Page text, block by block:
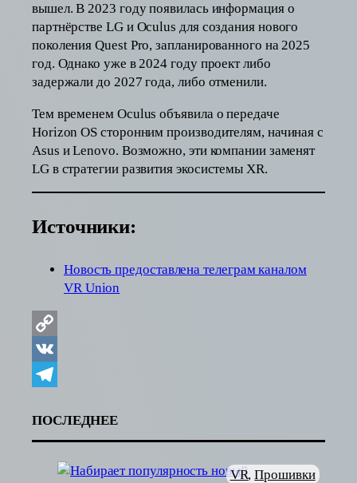
вышел. В 2023 году появилась информация о
партнёрстве LG и Oculus для создания нового
поколения Quest Pro, запланированного на 2025
год. Однако уже в 2024 году проект либо
задержали до 2027 года, либо отменили.
Тем временем Oculus объявила о передаче
Horizon OS сторонним производителям, начиная с
Asus и Lenovo. Возможно, эти компании заменят
LG в стратегии развития экосистемы XR.
Источники:
Новость предоставлена телеграм каналом
VR Union
Copy
Link
VK
ПОСЛЕДНЕЕ
VR, Прошивки